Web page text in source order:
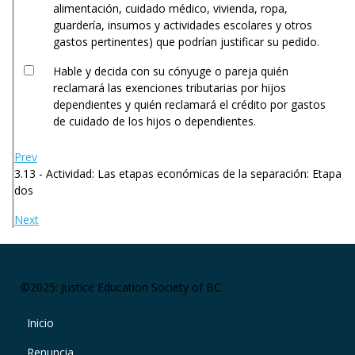
alimentación, cuidado médico, vivienda, ropa,
guardería, insumos y actividades escolares y otros
gastos pertinentes) que podrían justificar su pedido.
Hable y decida con su cónyuge o pareja quién
reclamará las exenciones tributarias por hijos
dependientes y quién reclamará el crédito por gastos
de cuidado de los hijos o dependientes.
Prev
3.13 - Actividad: Las etapas económicas de la separación: Etapa
dos
Next
©2025: Justice Education Society of BC.
Footer right menu
Inicio